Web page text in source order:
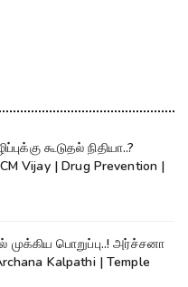
கூடுதல் நிதியா..?
CM Vijay | Drug Prevention |
முக்கிய பொறுப்பு..! அர்ச்சனா
Kalpathi | Temple